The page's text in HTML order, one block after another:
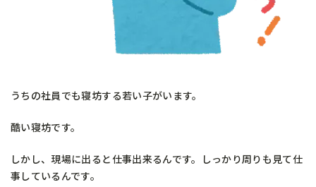
うちの社員でも寝坊する若い子がいます。
酷い寝坊です。
しかし、現場に出ると仕事出来るんです。しっかり周りも見て仕
事しているんです。